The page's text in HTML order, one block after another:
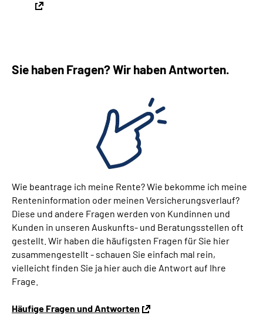
Sie haben Fragen? Wir haben Antworten.
Wie beantrage ich meine Rente? Wie bekomme ich meine
Renteninformation oder meinen Versicherungsverlauf?
Diese und andere Fragen werden von Kundinnen und
Kunden in unseren Auskunfts- und Beratungsstellen oft
gestellt. Wir haben die häufigsten Fragen für Sie hier
zusammengestellt - schauen Sie einfach mal rein,
vielleicht finden Sie ja hier auch die Antwort auf Ihre
Frage.
Häufige Fragen und Antworten